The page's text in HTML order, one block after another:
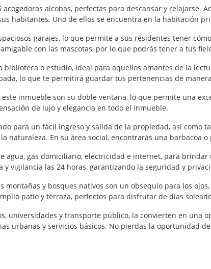
alcobas, perfectas para descansar y relajarse.
habitantes. Uno de ellos se encuentra en la habitación
garajes, lo que permite a sus residentes tener
con las mascotas, por lo que podrás tener a tus
o estudio, ideal para aquellos amantes de la
lo que te permitirá guardar tus pertenencias de
inmueble son su doble ventana, lo que permite una
de lujo y elegancia en todo el inmueble.
para un fácil ingreso y salida de la propiedad, así
naturaleza. En su área social, encontrarás una barbacoa
agua, gas domiciliario, electricidad e internet, para
vigilancia las 24 horas, garantizando la seguridad y
montañas y bosques nativos son un obsequio para los
patio y terraza, perfectos para disfrutar de días
universidades y transporte público, la convierten en una
urbanas y servicios básicos. No pierdas la oportunidad